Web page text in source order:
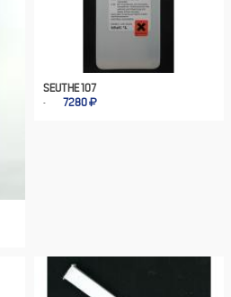
SEUTHE 107
7280